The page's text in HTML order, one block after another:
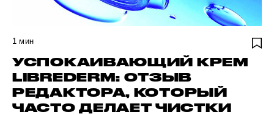
1 мин
УСПОКАИВАЮЩИЙ КРЕМ
LIBREDERM: ОТЗЫВ
РЕДАКТОРА, КОТОРЫЙ
ЧАСТО ДЕЛАЕТ ЧИСТКИ